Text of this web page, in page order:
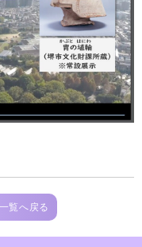
覧へ戻る